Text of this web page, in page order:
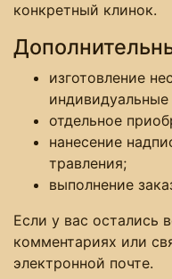
конкретный клинок.
изготовление
отдельное
нанесение
травления;
выполнение
Если у вас остались
комментариях или
электронной почте.